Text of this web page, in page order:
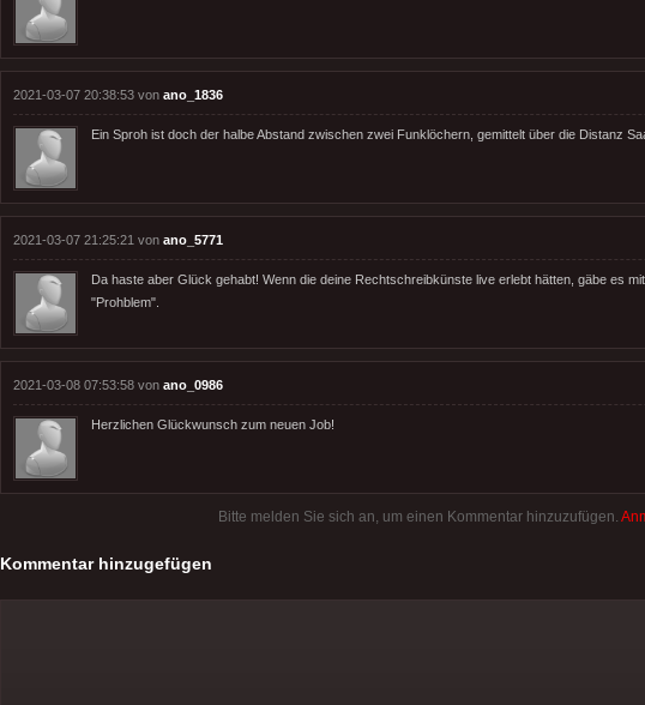
2021-03-07 20:38:53 von ano_1836
Ein Sproh ist doch der halbe Abstand zwischen zwei Funklöchern, gemittelt über die Distanz
2021-03-07 21:25:21 von ano_5771
Da haste aber Glück gehabt! Wenn die deine Rechtschreibkünste live erlebt hätten, gäbe es
"Prohblem".
2021-03-08 07:53:58 von ano_0986
Herzlichen Glückwunsch zum neuen Job!
Bitte melden Sie sich an, um einen Kommentar hinzuzufügen.
Kommentar hinzugefügen